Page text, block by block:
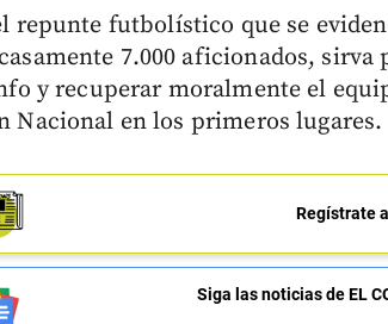
repunte futbolístico que se
7.000 aficionados,
y recuperar moralmente el
Nacional en los primeros lugares.
Regístrate
Siga las noticias de EL